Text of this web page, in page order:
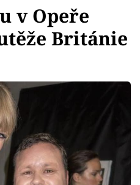
v Opeře
Británie